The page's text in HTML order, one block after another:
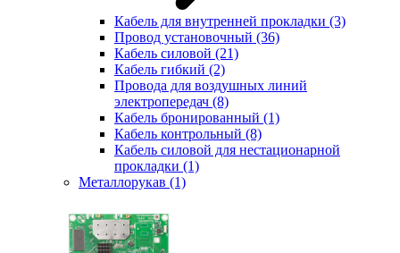
Кабель для внутренней прокладки (3)
Провод установочный (36)
Кабель силовой (21)
Кабель гибкий (2)
Провода для воздушных линий
электропередач (8)
Кабель бронированный (1)
Кабель контрольный (8)
Кабель силовой для нестационарной
прокладки (1)
Металлорукав (1)